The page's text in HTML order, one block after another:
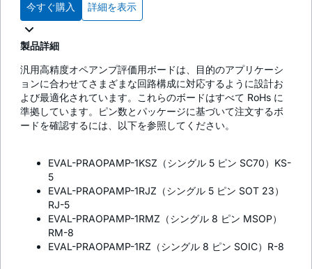
今すぐ購入 詳細を表示
製品詳細
汎用高精度オペアンプ評価用ボードは、目的のアプリケーシ
ョンに合わせてさまざまな回路構成に対応するように設計お
よび最適化されています。これらのボードはすべて RoHs に
準拠しています。ピン数とパッケージに基づいて注文するボ
ードを確認するには、以下を参照してください。
EVAL-PRAOPAMP-1KSZ（シングル 5 ピン SC70）KS-
5
EVAL-PRAOPAMP-1RJZ（シングル 5 ピン SOT 23）
RJ-5
EVAL-PRAOPAMP-1RMZ（シングル 8 ピン MSOP）
RM-8
EVAL-PRAOPAMP-1RZ（シングル 8 ピン SOIC）R-8